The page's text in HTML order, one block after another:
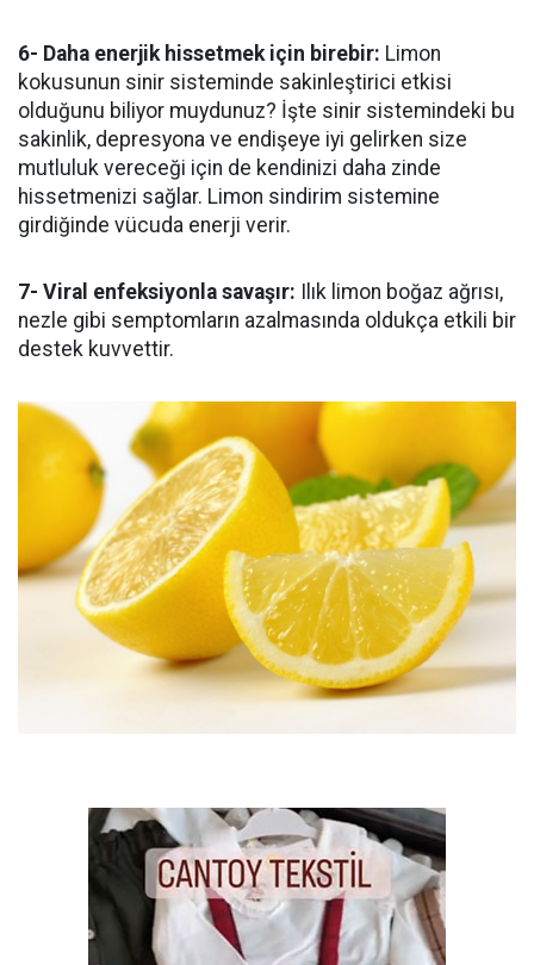
6- Daha enerjik hissetmek için birebir: Limon
kokusunun sinir sisteminde sakinleştirici etkisi
olduğunu biliyor muydunuz? İşte sinir sistemindeki bu
sakinlik, depresyona ve endişeye iyi gelirken size
mutluluk vereceği için de kendinizi daha zinde
hissetmenizi sağlar. Limon sindirim sistemine
girdiğinde vücuda enerji verir.
7- Viral enfeksiyonla savaşır: Ilık limon boğaz ağrısı,
nezle gibi semptomların azalmasında oldukça etkili bir
destek kuvvettir.